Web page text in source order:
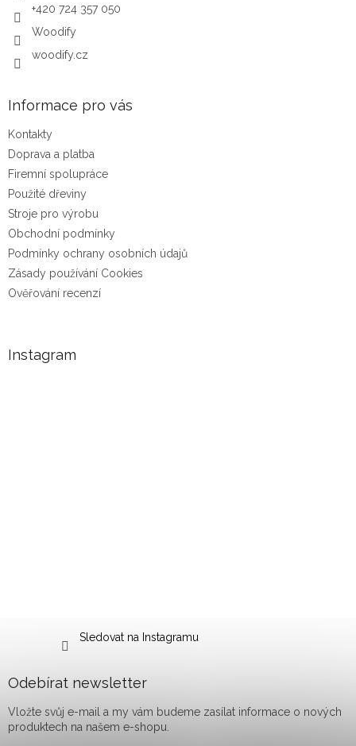
+420 724 357 050
Woodify
woodify.cz
Informace pro vás
Kontakty
Doprava a platba
Firemní spolupráce
Použité dřeviny
Stroje pro výrobu
Obchodní podmínky
Podmínky ochrany osobních údajů
Zásady používání Cookies
Ověřování recenzí
Instagram
Sledovat na Instagramu
Odebírat newsletter
Vložte svůj e-mail a my vám budeme zasílat informace o nových
produktech na našem e-shopu.